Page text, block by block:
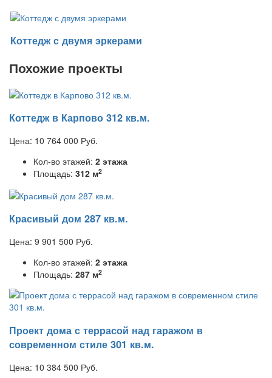
Коттедж с двумя эркерами
Похожие проекты
Коттедж в Карпово 312 кв.м.
Цена: 10 764 000 Руб.
Кол-во этажей: 2 этажа
Площадь: 312 м2
Красивый дом 287 кв.м.
Цена: 9 901 500 Руб.
Кол-во этажей: 2 этажа
Площадь: 287 м2
Проект дома с террасой над гаражом в
современном стиле 301 кв.м.
Цена: 10 384 500 Руб.